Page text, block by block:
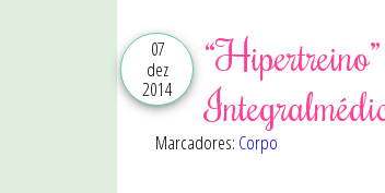
07
dez
2014
Marcadores: Corpo